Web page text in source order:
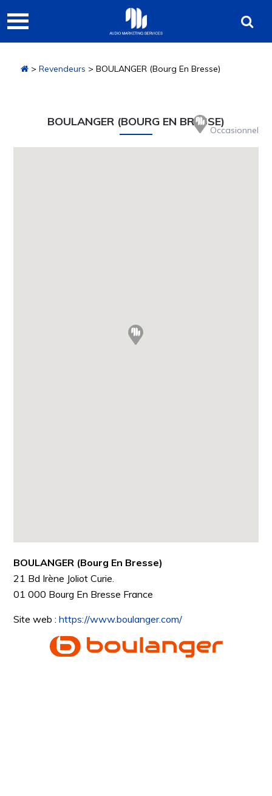
la
principale
au
contenu
Audio
Marketing
Services
>Revendeurs > BOULANGER (Bourg En Bresse)
BOULANGER (BOURG EN BRESSE)
Occasionnel
BOULANGER (Bourg En Bresse)
21 Bd Irène Joliot Curie.
01 000 Bourg En Bresse France
Site web :https://www.boulanger.com/